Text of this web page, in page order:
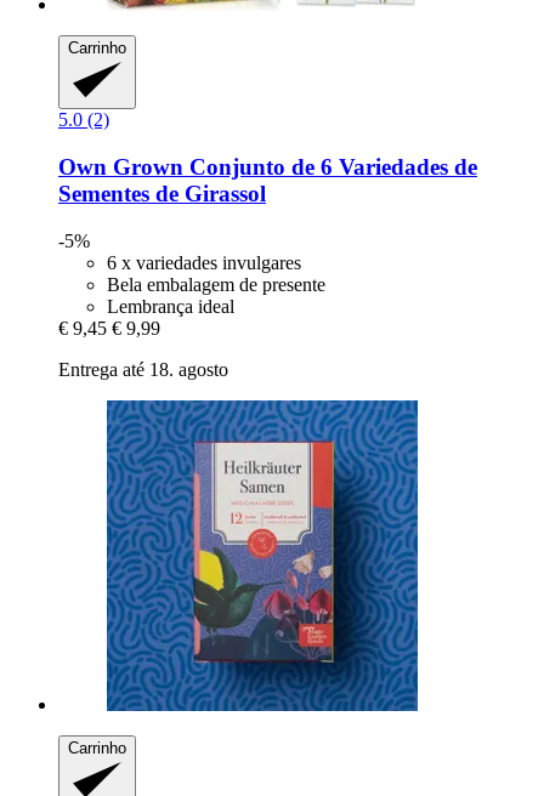
Carrinho
5.0 (2)
Own Grown Conjunto de 6 Variedades de
Sementes de Girassol
-5%
6 x variedades invulgares
Bela embalagem de presente
Lembrança ideal
€ 9,45 € 9,99
Entrega até 18. agosto
Carrinho